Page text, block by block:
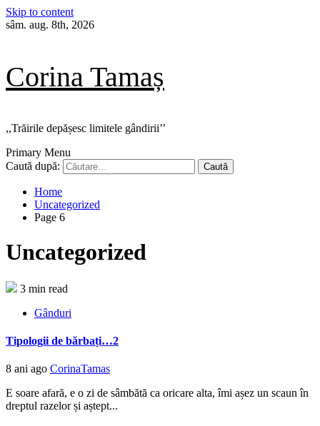
Skip to content
sâm. aug. 8th, 2026
Corina Tamaș
,,Trăirile depășesc limitele gândirii’’
Primary Menu
Caută după:
Home
Uncategorized
Page 6
Uncategorized
3 min read
Gânduri
Tipologii de bărbați…2
8 ani ago CorinaTamas
E soare afară, e o zi de sâmbătă ca oricare alta, îmi așez un scaun în
dreptul razelor și aștept...